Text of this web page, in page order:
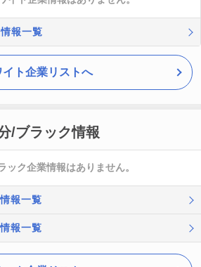
報一覧
イト企業リストへ
/ブラック情報
ック企業情報はありません。
報一覧
報一覧